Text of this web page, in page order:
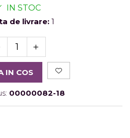
IN STOC
de livrare: 1
IN COS
00000082-18